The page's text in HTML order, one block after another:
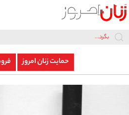
خبر
حمایت زنان امروز